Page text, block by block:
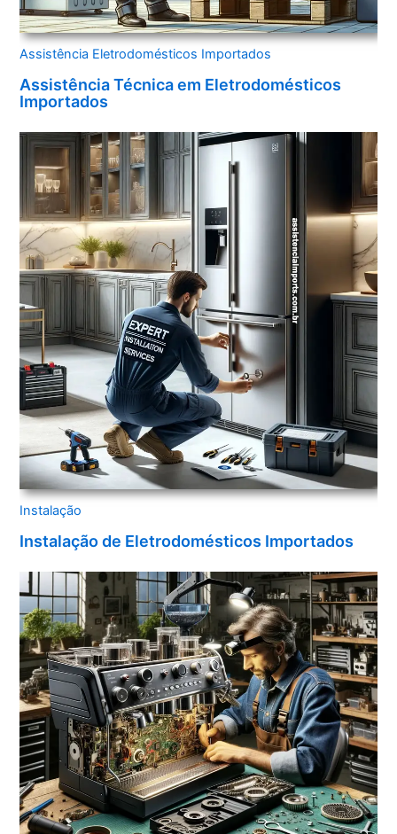
Assistência Eletrodomésticos Importados
Assistência Técnica em Eletrodomésticos
Importados
Instalação
Instalação de Eletrodomésticos Importados